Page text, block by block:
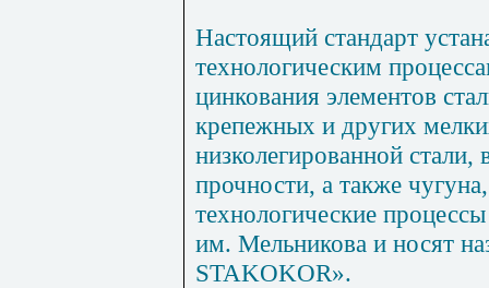
Настоящий стандарт
технологическим
цинкования элементов
крепежных и других
низколегированной
прочности, а также
технологические
им. Мельникова и носят
STAKOKOR».